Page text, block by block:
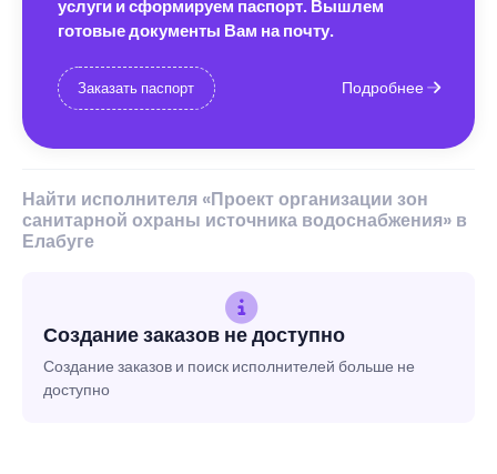
услуги и сформируем паспорт. Вышлем
готовые документы Вам на почту.
Заказать паспорт Подробнее
Найти исполнителя «Проект организации зон
санитарной охраны источника водоснабжения» в
Елабуге
Создание заказов не доступно
Создание заказов и поиск исполнителей больше не
доступно